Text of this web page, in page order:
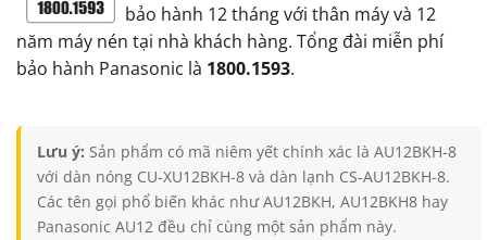
bảo hành 12 tháng với thân máy và 12
năm máy nén tại nhà khách hàng. Tổng đài miễn phí
bảo hành Panasonic là 1800.1593.
Lưu ý: Sản phẩm có mã niêm yết chính xác là AU12BKH-8
với dàn nóng CU-XU12BKH-8 và dàn lạnh CS-AU12BKH-8.
Các tên gọi phổ biến khác như AU12BKH, AU12BKH8 hay
Panasonic AU12 đều chỉ cùng một sản phẩm này.